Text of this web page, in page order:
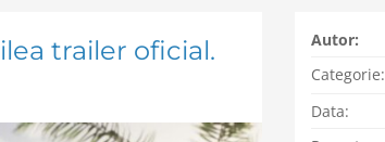
trailer oficial.
Autor:
Categorie:
Data: